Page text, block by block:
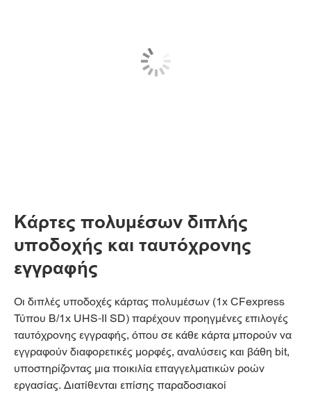
Κάρτες πολυμέσων διπλής
υποδοχής και ταυτόχρονης
εγγραφής
Οι διπλές υποδοχές κάρτας πολυμέσων (1x CFexpress
Τύπου B/1x UHS-II SD) παρέχουν προηγμένες επιλογές
ταυτόχρονης εγγραφής, όπου σε κάθε κάρτα μπορούν να
εγγραφούν διαφορετικές μορφές, αναλύσεις και βάθη bit,
υποστηρίζοντας μια ποικιλία επαγγελματικών ροών
εργασίας. Διατίθενται επίσης παραδοσιακοί